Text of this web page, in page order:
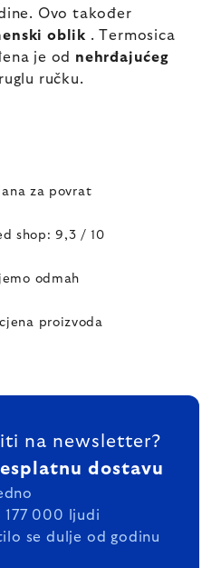
Ovo također
oblik . Termosica
je od nehrđajućeg
ručku.
za povrat
shop: 9,3 / 10
odmah
proizvoda
na newsletter?
dostavu
000 ljudi
se dulje od godinu